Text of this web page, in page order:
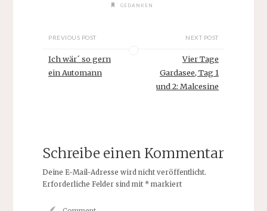
GEDANKEN
PREVIOUS POST
Ich wär´ so gern
ein Automann
NEXT POST
Vier Tage
Gardasee, Tag 1
und 2: Malcesine
Schreibe einen Kommentar
Deine E-Mail-Adresse wird nicht veröffentlicht.
Erforderliche Felder sind mit *markiert